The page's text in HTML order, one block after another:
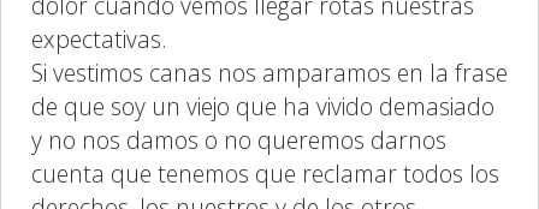
expectativas.
Si vestimos canas nos amparamos en la frase
de que soy un viejo que ha vivido demasiado
y no nos damos o no queremos darnos
cuenta que tenemos que reclamar todos los